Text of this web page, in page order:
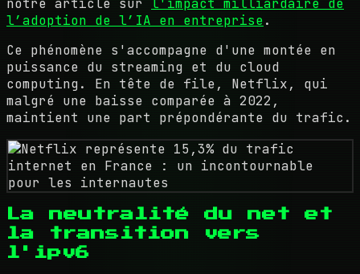
notre article sur
l'impact milliardaire de
l’adoption de l’IA en entreprise.
Ce phénomène s'accompagne d'une montée en
puissance du streaming et du cloud
computing. En tête de file, Netflix, qui
malgré une baisse comparée à 2022,
maintient une part prépondérante du trafic.
La neutralité du net et
la transition vers
l'ipv6